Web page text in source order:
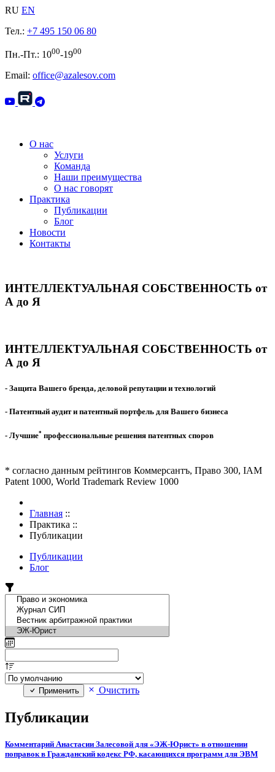
RU EN
Тел.: +7 495 150 06 80
Пн.-Пт.: 1000-1900
Email: office@azalesov.com
О нас
Услуги
Команда
Наши преимущества
О нас говорят
Практика
Публикации
Блог
Новости
Контакты
ИНТЕЛЛЕКТУАЛЬНАЯ СОБСТВЕННОСТЬ от
А до Я
ИНТЕЛЛЕКТУАЛЬНАЯ СОБСТВЕННОСТЬ от
А до Я
- Защита Вашего бренда, деловой репутации и технологий
- Патентный аудит и патентный портфель для Вашего бизнеса
- Лучшие* профессиональные решения патентных споров
* согласно данным рейтингов Коммерсантъ, Право 300, IAM
Patent 1000, World Trademark Review 1000
Главная ::
Практика ::
Публикации
Публикации
Блог
Применить Очистить
Публикации
Комментарий Анастасии Залесовой для «ЭЖ-Юрист» в отношении
поправок в Гражданский кодекс РФ, касающихся программ для ЭВМ